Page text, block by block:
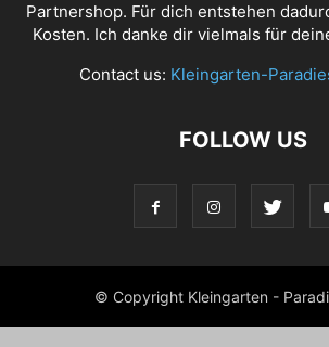
Partnershop. Für dich entstehen
Kosten. Ich danke dir vielmals für
Contact us: Kleingarten-
FOLLOW US
© Copyright Kleingarten -